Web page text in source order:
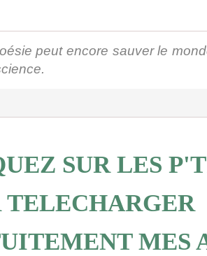
peut encore sauver le
SUR LES
TELECHARGER
MES